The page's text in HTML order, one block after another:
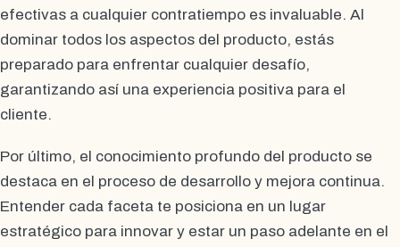
efectivas a cualquier contratiempo es invaluable. Al
dominar todos los aspectos del producto, estás
preparado para enfrentar cualquier desafío,
garantizando así una experiencia positiva para el
cliente.
Por último, el conocimiento profundo del producto se
destaca en el proceso de desarrollo y mejora continua.
Entender cada faceta te posiciona en un lugar
estratégico para innovar y estar un paso adelante en el